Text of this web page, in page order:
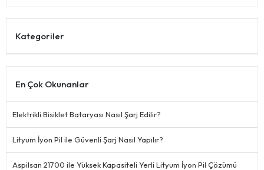
Kategoriler
En Çok Okunanlar
Elektrikli Bisiklet Bataryası Nasıl Şarj Edilir?
Lityum İyon Pil ile Güvenli Şarj Nasıl Yapılır?
Aspilsan 21700 ile Yüksek Kapasiteli Yerli Lityum İyon Pil Çözümü